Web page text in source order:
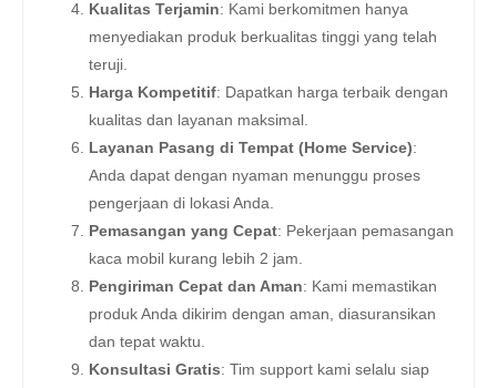
Kualitas Terjamin: Kami berkomitmen hanya
menyediakan produk berkualitas tinggi yang telah
teruji.
Harga Kompetitif: Dapatkan harga terbaik dengan
kualitas dan layanan maksimal.
Layanan Pasang di Tempat (Home Service):
Anda dapat dengan nyaman menunggu proses
pengerjaan di lokasi Anda.
Pemasangan yang Cepat: Pekerjaan pemasangan
kaca mobil kurang lebih 2 jam.
Pengiriman Cepat dan Aman: Kami memastikan
produk Anda dikirim dengan aman, diasuransikan
dan tepat waktu.
Konsultasi Gratis: Tim support kami selalu siap